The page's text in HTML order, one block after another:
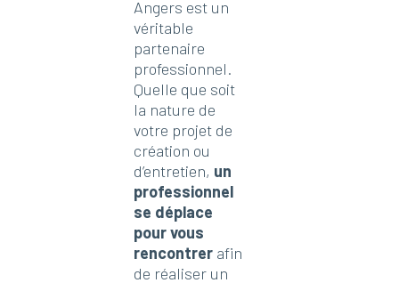
Angers est un
véritable
partenaire
professionnel.
Quelle que soit
la nature de
votre projet de
création ou
d’entretien, un
professionnel
se déplace
pour vous
rencontrer afin
de réaliser un